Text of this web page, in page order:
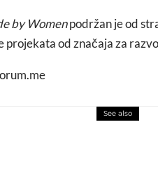
by Womenpodržan je od
projekata od značaja za
See also